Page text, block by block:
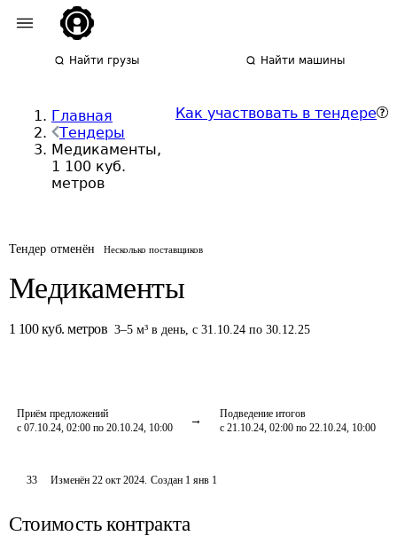
Найти грузы Найти машины
Главная
Тендеры
Медикаменты,
1 100 куб.
метров
Как участвовать в тендере
Тендер отменён Несколько поставщиков
Медикаменты
1 100 куб. метров 3–5 м³ в день,с 31.10.24 по 30.12.25
Приём предложений
с 07.10.24, 02:00 по 20.10.24, 10:00
Подведение итогов
с 21.10.24, 02:00 по 22.10.24, 10:00
33 Изменён22 окт 2024. Создан 1 янв 1
Стоимость контракта